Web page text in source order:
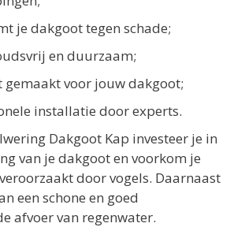
je dakgoot tegen schade;
en duurzaam;
gemaakt voor jouw dakgoot;
installatie door experts.
Dakgoot Kap investeer je in
van je dakgoot en voorkom je
door vogels. Daarnaast
een schone en goed
afvoer van regenwater.